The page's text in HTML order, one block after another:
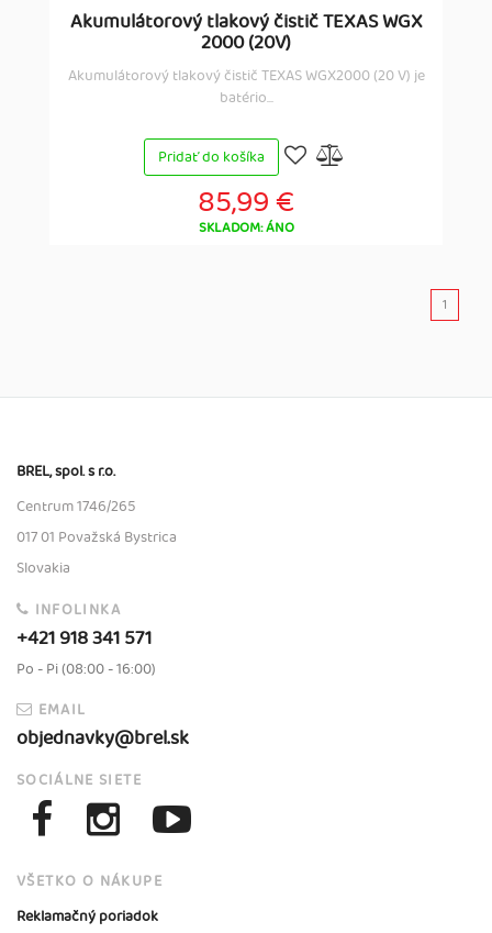
Akumulátorový tlakový čistič TEXAS WGX
2000 (20V)
Akumulátorový tlakový čistič TEXAS WGX2000 (20 V) je
batério...
Pridať do košíka
85,99 €
SKLADOM: ÁNO
1
BREL, spol. s r.o.
Centrum 1746/265
017 01 Považská Bystrica
Slovakia
INFOLINKA
+421 918 341 571
Po - Pi (08:00 - 16:00)
EMAIL
objednavky@brel.sk
SOCIÁLNE SIETE
VŠETKO O NÁKUPE
Reklamačný poriadok